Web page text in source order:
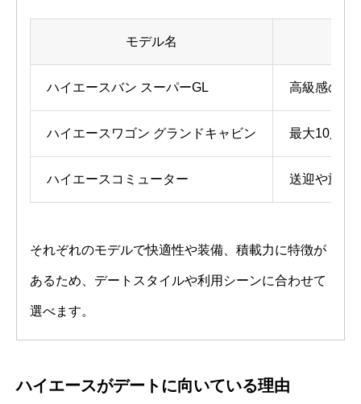
モデル名
ハイエースバン スーパーGL 高級感のあ
ハイエースワゴン グランドキャビン 最大10人乗
ハイエースコミューター 送迎や旅行
それぞれのモデルで快適性や装備、積載力に特徴が
あるため、デートスタイルや利用シーンに合わせて
選べます。
ハイエースがデートに向いている理由